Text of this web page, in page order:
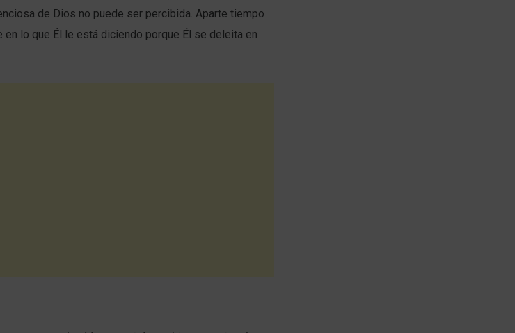
de Dios no puede ser percibida. Aparte tiempo
en lo que Él le está diciendo porque Él se deleita en